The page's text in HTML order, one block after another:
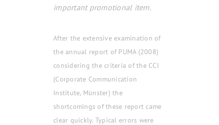
important promotional item.
After the extensive examination of
the annual report of PUMA (2008)
considering the criteria of the CCI
(Corporate Communication
Institute, Münster) the
shortcomings of these report came
clear quickly. Typical errors were